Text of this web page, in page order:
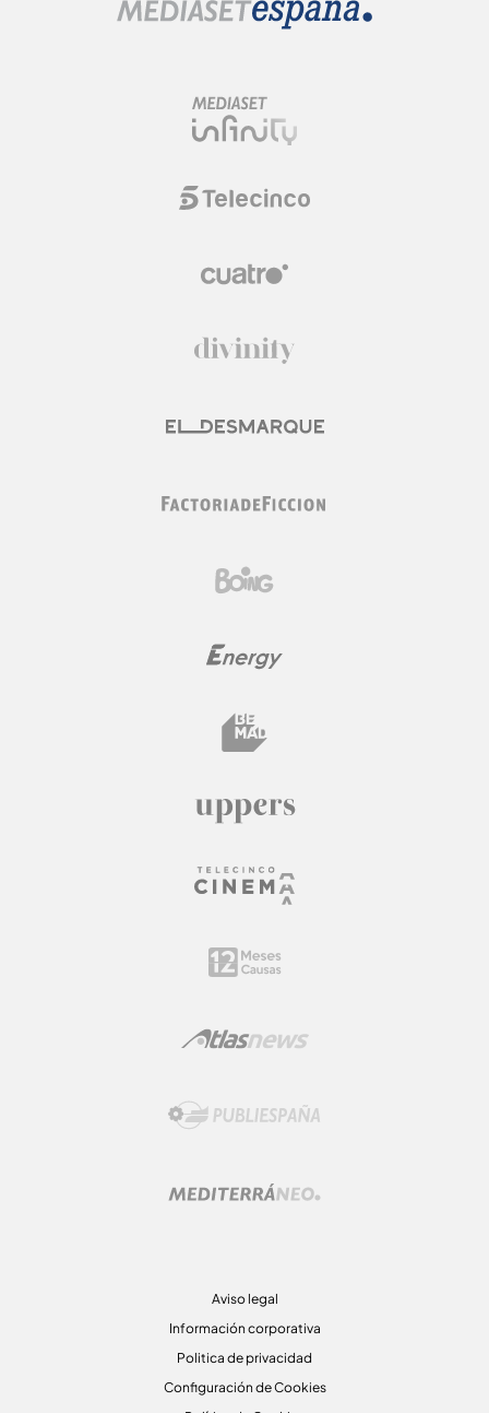
Aviso legal
Información corporativa
Politica de privacidad
Configuración de Cookies